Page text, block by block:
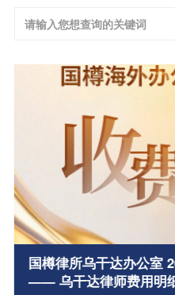
国樽律所乌干达办公室
—— 乌干达律师费用明